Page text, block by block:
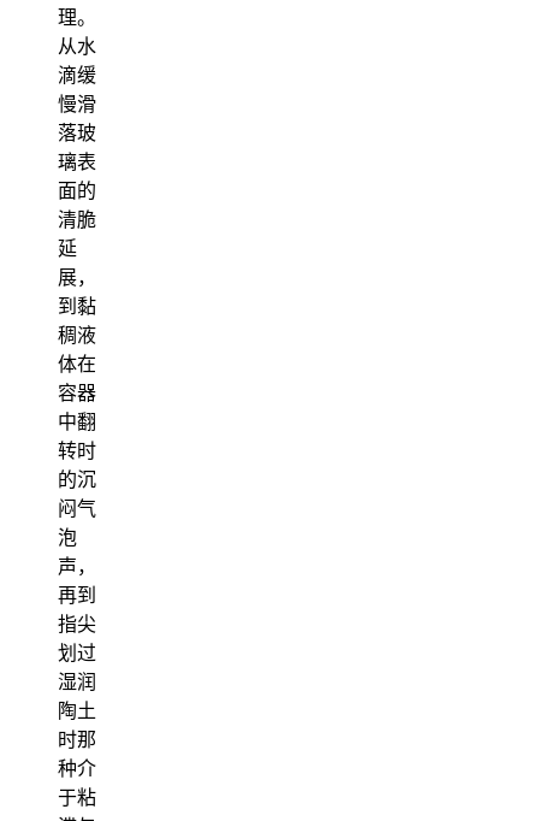
理。
从水
滴缓
慢滑
落玻
璃表
面的
清脆
延
展，
到黏
稠液
体在
容器
中翻
转时
的沉
闷气
泡
声，
再到
指尖
划过
湿润
陶土
时那
种介
于粘